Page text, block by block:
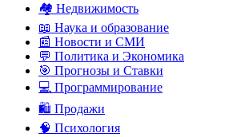
🏘️ Недвижимость
📖 Наука и образование
📰 Новости и СМИ
💬 Политика и Экономика
🎯 Прогнозы и Ставки
💻 Программирование
🛍️ Продажи
🧠 Психология